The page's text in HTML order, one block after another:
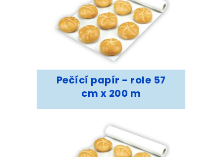
Pečící papír - role 57
cm x 200 m